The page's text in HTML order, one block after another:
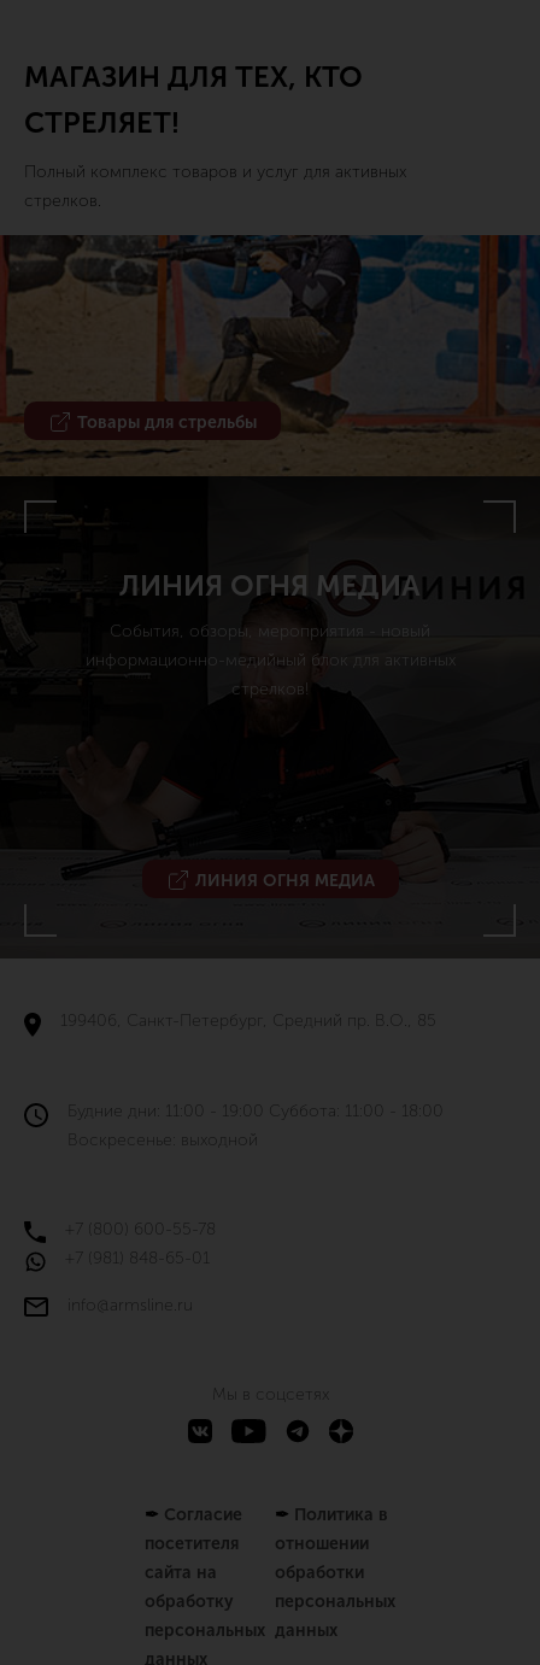
ЛИНИЯ ОГНЯ МЕДИА
События, обзоры, мероприятия - новый
информационно-медийный блок для активных
стрелков!
ЛИНИЯ ОГНЯ МЕДИА
МАГАЗИН ДЛЯ ТЕХ, КТО
СТРЕЛЯЕТ!
Полный комплекс товаров и услуг для активных
стрелков.
Товары для стрельбы
199406, Санкт-Петербург, Средний пр. В.О., 85
Будние дни: 11:00 - 19:00 Суббота: 11:00 - 18:00
Воскресенье: выходной
+7 (800) 600-55-78
+7 (981) 848-65-01
info@armsline.ru
Мы в соцсетях
✒ Согласие
посетителя
сайта на
обработку
персональных
данных
✒ Политика в
отношении
обработки
персональных
данных